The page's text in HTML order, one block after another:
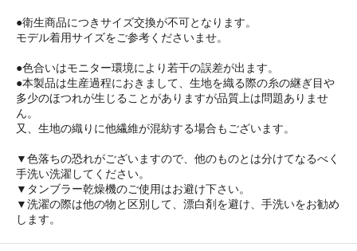
●衛生商品につきサイズ交換が不可となります。
モデル着用サイズをご参考くださいませ。
●色合いはモニター環境により若干の誤差が出ます。
●本製品は生産過程におきまして、生地を織る際の糸の継ぎ目や
多少のほつれが生じることがありますが品質上は問題ありませ
ん。
又、生地の織りに他繊維が混紡する場合もございます。
▼色落ちの恐れがございますので、他のものとは分けてなるべく
手洗い洗濯してください。
▼タンブラー乾燥機のご使用はお避け下さい。
▼洗濯の際は他の物と区別して、漂白剤を避け、手洗いをお勧め
します。